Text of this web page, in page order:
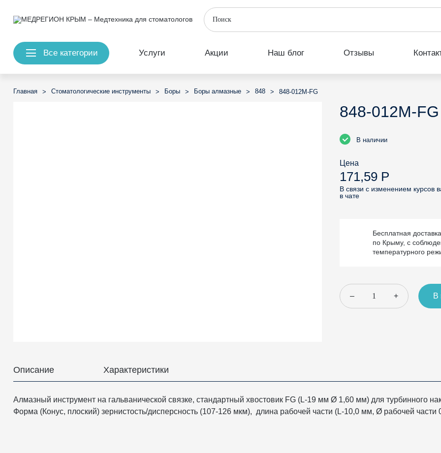
Все категории Услуги Акции Наш блог Отзывы
Главная > Стоматологические инструменты > Боры > Боры алмазные > 848 > 848-012M-FG
848-012M-FG
В наличии
Цена
171,59 Р
В связи с изменением курсов
в чате
Бесплатная доставка
по Крыму, с
температурного
– + В
Описание Характеристики
Алмазный инструмент на гальванической связке, стандартный хвостовик FG (L-19 мм Ø 1,60 мм) для турбинного
Форма (Конус, плоский) зернистость/дисперсность (107-126 мкм), длина рабочей части (L-10,0 мм, Ø рабочей